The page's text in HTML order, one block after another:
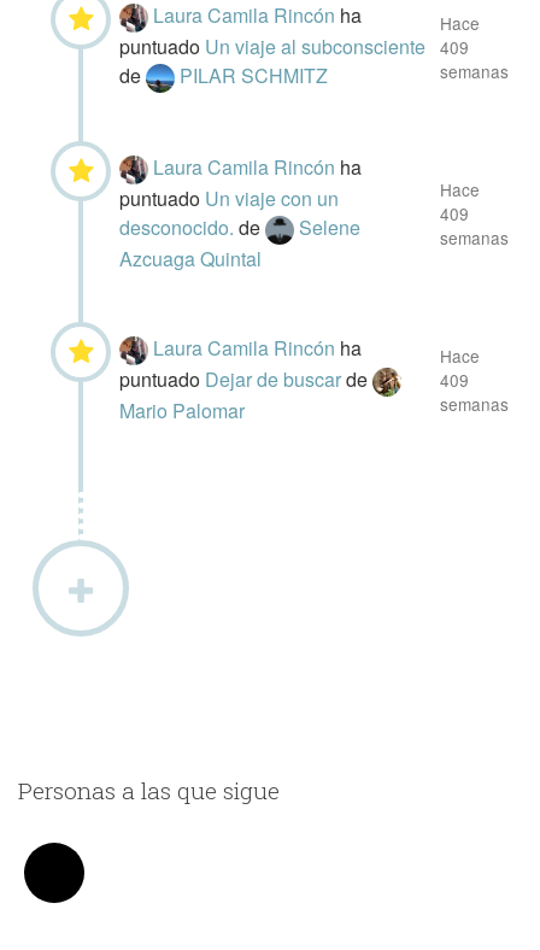
Laura Camila Rincón ha
puntuado Un viaje al subconsciente
de
PILAR SCHMITZ
Hace
409
semanas
Laura Camila Rincón ha
puntuado Un viaje con un
desconocido.de
Selene
Azcuaga Quintal
Hace
409
semanas
Laura Camila Rincón ha
puntuado Dejar de buscarde
Mario Palomar
Hace
409
semanas
Personas a las que sigue